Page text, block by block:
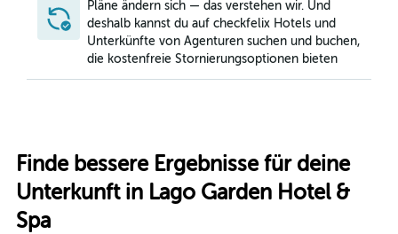
Pläne ändern sich — das verstehen wir. Und
deshalb kannst du auf checkfelix Hotels und
Unterkünfte von Agenturen suchen und buchen,
die kostenfreie Stornierungsoptionen bieten
Finde bessere Ergebnisse für deine
Unterkunft in Lago Garden Hotel &
Spa